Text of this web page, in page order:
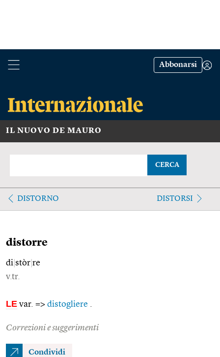
Abbonarsi
IL NUOVO DE MAURO
CERCA
DISTORNO DISTORSI
distorre
di stòr re
v.tr.
LE var. => distogliere
Correzioni e suggerimenti
Condividi